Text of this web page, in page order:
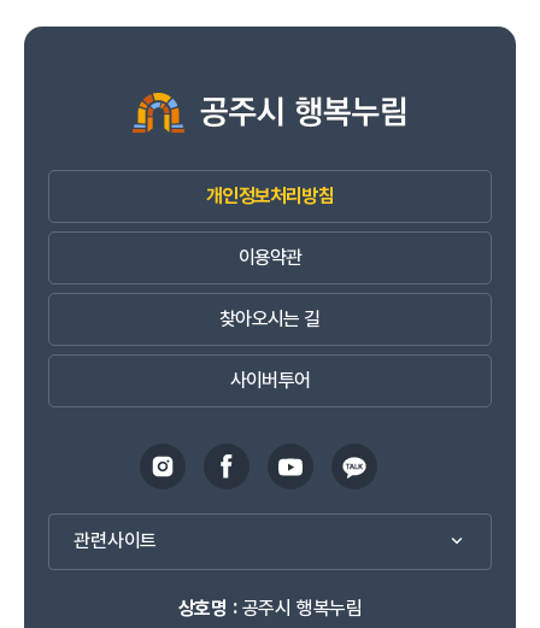
개인정보처리방침
이용약관
찾아오시는 길
사이버투어
관련사이트
상호명 :공주시 행복누림